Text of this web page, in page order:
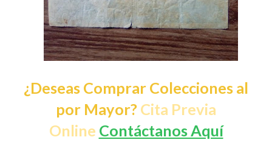
¿Deseas Comprar Colecciones al
por Mayor? Cita Previa
Online Contáctanos Aquí